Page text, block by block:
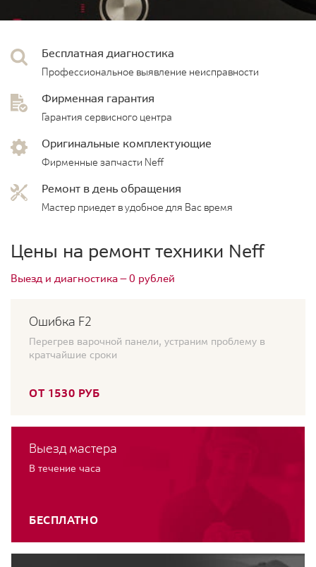
Бесплатная диагностика
Профессиональное выявление неисправности
Фирменная гарантия
Гарантия сервисного центра
Оригинальные комплектующие
Фирменные запчасти Neff
Ремонт в день обращения
Мастер приедет в удобное для Вас время
Цены на ремонт техники Neff
Выезд и диагностика — 0 рублей
Ошибка F2
Перегрев варочной панели, устраним проблему в
кратчайшие сроки
ОТ 1530 РУБ
Выезд мастера
В течение часа
БЕСПЛАТНО